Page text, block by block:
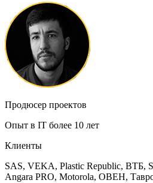
Продюсер проектов
Опыт в IT более 10 лет
Клиенты
SAS, VEKA, Plastic Republic, ВТБ,
Angara PRO, Motorola, ОВЕН,